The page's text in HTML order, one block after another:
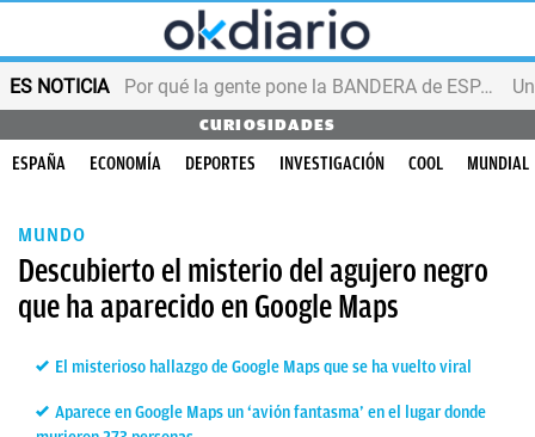
ES NOTICIA Por qué la gente pone la BANDERA de ESPAÑA en el balcón
CURIOSIDADES
ESPAÑA ECONOMÍA DEPORTES INVESTIGACIÓN COOL MUNDIAL
MUNDO
Descubierto el misterio del agujero negro
que ha aparecido en Google Maps
El misterioso hallazgo de Google Maps que se ha vuelto viral
Aparece en Google Maps un ‘avión fantasma’ en el lugar donde